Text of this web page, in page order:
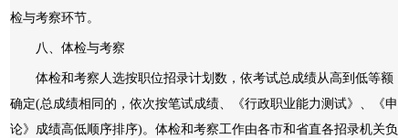
检与考察环节。
八、体检与考察
体检和考察人选按职位招录计划数，依考试总成绩从高到低等额
确定(总成绩相同的，依次按笔试成绩、《行政职业能力测试》、《申
论》成绩高低顺序排序)。体检和考察工作由各市和省直各招录机关负